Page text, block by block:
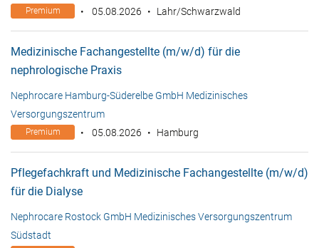
Premium 05.08.2026 Lahr/Schwarzwald
Medizinische Fachangestellte (m/w/d) für die
nephrologische Praxis
Nephrocare Hamburg-Süderelbe GmbH Medizinisches
Versorgungszentrum
Premium 05.08.2026 Hamburg
Pflegefachkraft und Medizinische Fachangestellte (m/w/d)
für die Dialyse
Nephrocare Rostock GmbH Medizinisches Versorgungszentrum
Südstadt